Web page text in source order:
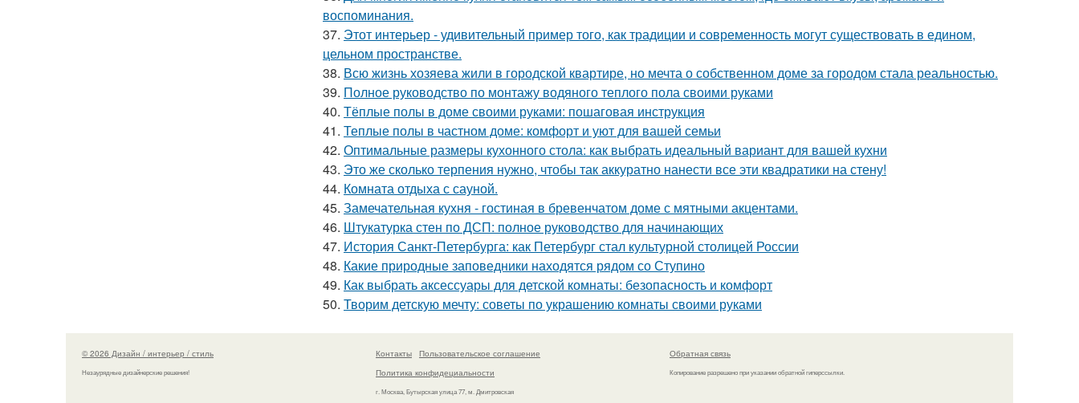
воспоминания.
37. Этот интерьер - удивительный пример того, как традиции и современность могут существовать в едином,
цельном пространстве.
38. Всю жизнь хозяева жили в городской квартире, но мечта о собственном доме за городом стала реальностью.
39. Полное руководство по монтажу водяного теплого пола своими руками
40. Тёплые полы в доме своими руками: пошаговая инструкция
41. Теплые полы в частном доме: комфорт и уют для вашей семьи
42. Оптимальные размеры кухонного стола: как выбрать идеальный вариант для вашей кухни
43. Это же сколько терпения нужно, чтобы так аккуратно нанести все эти квадратики на стену!
44. Комната отдыха с сауной.
45. Замечательная кухня - гостиная в бревенчатом доме с мятными акцентами.
46. Штукатурка стен по ДСП: полное руководство для начинающих
47. История Санкт-Петербурга: как Петербург стал культурной столицей России
48. Какие природные заповедники находятся рядом со Ступино
49. Как выбрать аксессуары для детской комнаты: безопасность и комфорт
50. Творим детскую мечту: советы по украшению комнаты своими руками
© 2026 Дизайн / интерьер / стиль
Незаурядные дизайнерские решения!
Контакты
Пользовательское соглашение
Политика конфидециальности
г. Москва, Бутырская улица 77, м. Дмитровская
Обратная связь
Копирование разрешено при указании обратной гиперссылки.